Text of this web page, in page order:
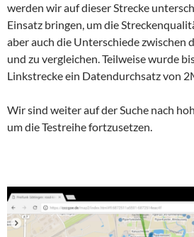
werden wir auf dieser Strecke
Einsatz bringen, um die
aber auch die Unterschiede zwischen
und zu vergleichen. Teilweise wurde
Linkstrecke ein Datendurchsatz von
Wir sind weiter auf der Suche nach
um die Testreihe fortzusetzen.